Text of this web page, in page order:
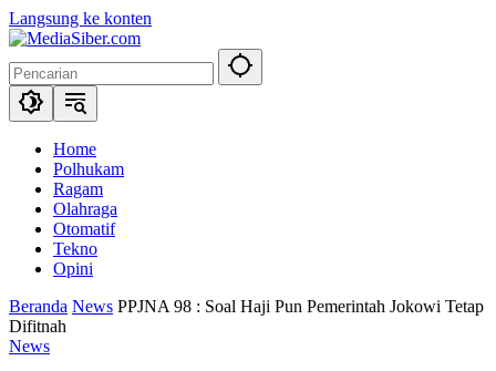
Langsung ke konten
Home
Polhukam
Ragam
Olahraga
Otomatif
Tekno
Opini
Beranda News PPJNA 98 : Soal Haji Pun Pemerintah Jokowi Tetap
Difitnah
News